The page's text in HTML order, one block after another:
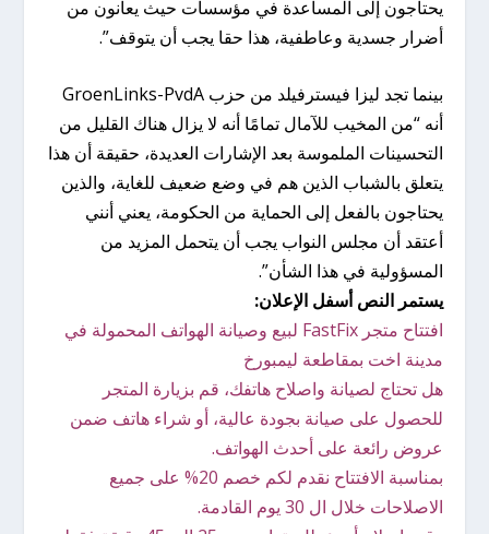
يحتاجون إلى المساعدة في مؤسسات حيث يعانون من
أضرار جسدية وعاطفية، هذا حقا يجب أن يتوقف”.
بينما تجد ليزا فيسترفيلد من حزب GroenLinks-PvdA
أنه “من المخيب للآمال تمامًا أنه لا يزال هناك القليل من
التحسينات الملموسة بعد الإشارات العديدة، حقيقة أن هذا
يتعلق بالشباب الذين هم في وضع ضعيف للغاية، والذين
يحتاجون بالفعل إلى الحماية من الحكومة، يعني أنني
أعتقد أن مجلس النواب يجب أن يتحمل المزيد من
المسؤولية في هذا الشأن”.
يستمر النص أسفل الإعلان:
افتتاح متجر FastFix لبيع وصيانة الهواتف المحمولة في
مدينة اخت بمقاطعة ليمبورخ
هل تحتاج لصيانة واصلاح هاتفك، قم بزيارة المتجر
للحصول على صيانة بجودة عالية، أو شراء هاتف ضمن
عروض رائعة على أحدث الهواتف.
بمناسبة الافتتاح نقدم لكم خصم 20% على جميع
الاصلاحات خلال ال 30 يوم القادمة.